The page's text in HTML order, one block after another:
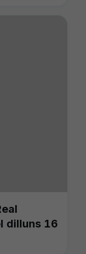
dilluns 16